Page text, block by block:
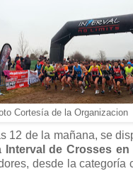
Cortesía de la Organizacion
12 de la mañana, se
Interval de Crosses en
desde la categoría